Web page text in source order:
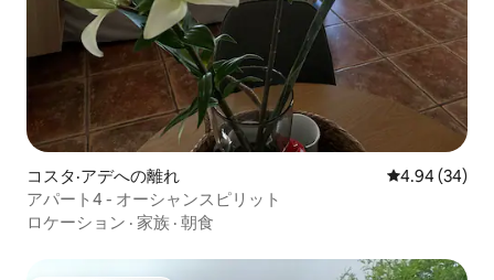
コスタ·アデへの離れ レビュー34
4.94 (34)
アパート4 - オーシャンスピリット
ロケーション · 家族 · 朝食